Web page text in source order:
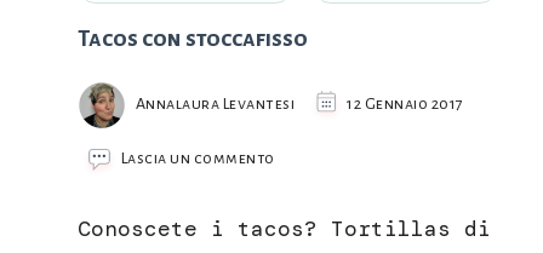
Tacos con stoccafisso
Annalaura Levantesi 12 Gennaio 2017
Lascia un commento
stoccafisso
Conoscete i tacos? Tortillas di